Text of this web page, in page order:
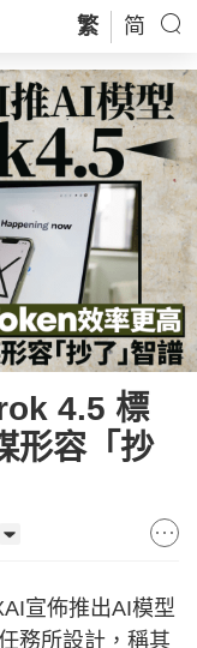
繁 简
4.5 標
形容「抄
宣佈推出AI模型
務所設計，稱其